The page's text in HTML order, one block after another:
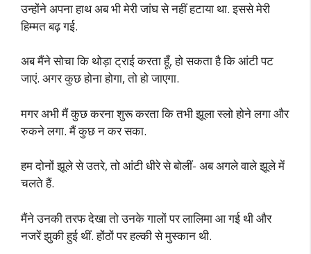
उन्होंने अपना हाथ अब भी मेरी जांघ से नहीं हटाया था. इससे मेरी
हिम्मत बढ़ गई.
अब मैंने सोचा कि थोड़ा ट्राई करता हूँ, हो सकता है कि आंटी पट
जाएं. अगर कुछ होना होगा, तो हो जाएगा.
मगर अभी मैं कुछ करना शुरू करता कि तभी झूला स्लो होने लगा और
रुकने लगा. मैं कुछ न कर सका.
हम दोनों झूले से उतरे, तो आंटी धीरे से बोलीं- अब अगले वाले झूले में
चलते हैं.
मैंने उनकी तरफ देखा तो उनके गालों पर लालिमा आ गई थी और
नजरें झुकी हुई थीं. होंठों पर हल्की से मुस्कान थी.